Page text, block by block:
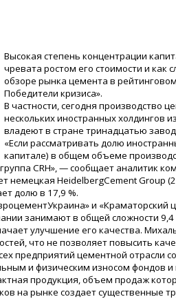
Высокая степень концентрации
чревата ростом его стоимости и как
обзоре рынка цемента в
Победители кризиса».
В частности, сегодня производство
нескольких иностранных холдингов
владеют в стране тринадцатью
«Если рассматривать долю
капитале) в общем объеме
CRH», — сообщает аналитик
немецкая HeidelbergСement Group
долю в 17,9 %.
и
занимают в общей сложности
улучшение его качества.
что не позволяет повысить
предприятий цементной отрасли
и физическим износом фондов
продукция, объем продаж
на рынке создает существенные